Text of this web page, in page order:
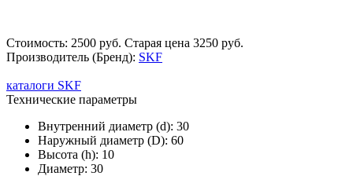
Стоимость: 2500 руб. Старая цена 3250 руб.
Производитель (Бренд): SKF
каталоги SKF
Технические параметры
Внутренний диаметр (d): 30
Наружный диаметр (D): 60
Высота (h): 10
Диаметр: 30